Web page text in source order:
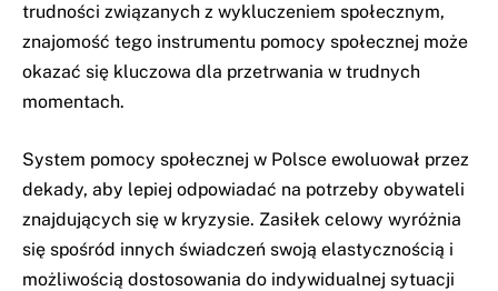
trudności związanych z wykluczeniem społecznym,
znajomość tego instrumentu pomocy społecznej może
okazać się kluczowa dla przetrwania w trudnych
momentach.
System pomocy społecznej w Polsce ewoluował przez
dekady, aby lepiej odpowiadać na potrzeby obywateli
znajdujących się w kryzysie. Zasiłek celowy wyróżnia
się spośród innych świadczeń swoją elastycznością i
możliwością dostosowania do indywidualnej sytuacji